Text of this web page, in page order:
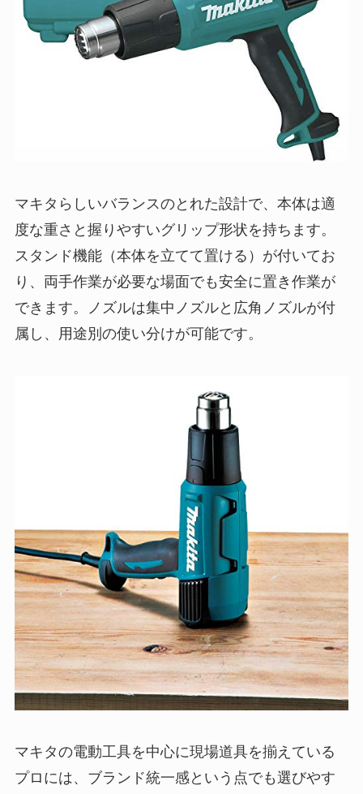
マキタらしいバランスのとれた設計で、本体は適
度な重さと握りやすいグリップ形状を持ちます。
スタンド機能（本体を立てて置ける）が付いてお
り、両手作業が必要な場面でも安全に置き作業が
できます。ノズルは集中ノズルと広角ノズルが付
属し、用途別の使い分けが可能です。
マキタの電動工具を中心に現場道具を揃えている
プロには、ブランド統一感という点でも選びやす